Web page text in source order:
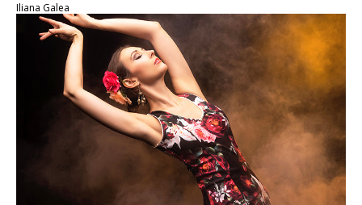
Iliana Galea